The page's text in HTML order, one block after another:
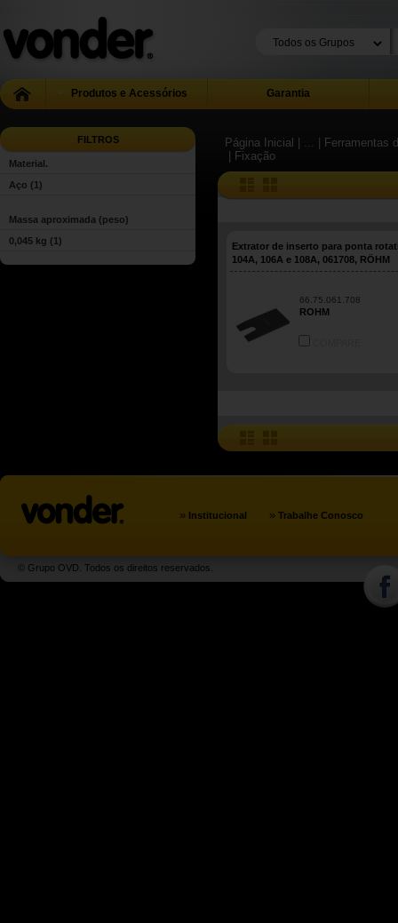
Produtos e Acessórios Garantia
FILTROS
Material.
Aço (1)
Massa aproximada (peso)
0,045 kg (1)
Página Inicial | ...
|
| Fixação
Extrator de inserto para ponta
104A, 106A e 108A, 061708, RÖHM
66.75.061.708
ROHM
» Institucional » Trabalhe Conosco
© Grupo OVD. Todos os direitos reservados.